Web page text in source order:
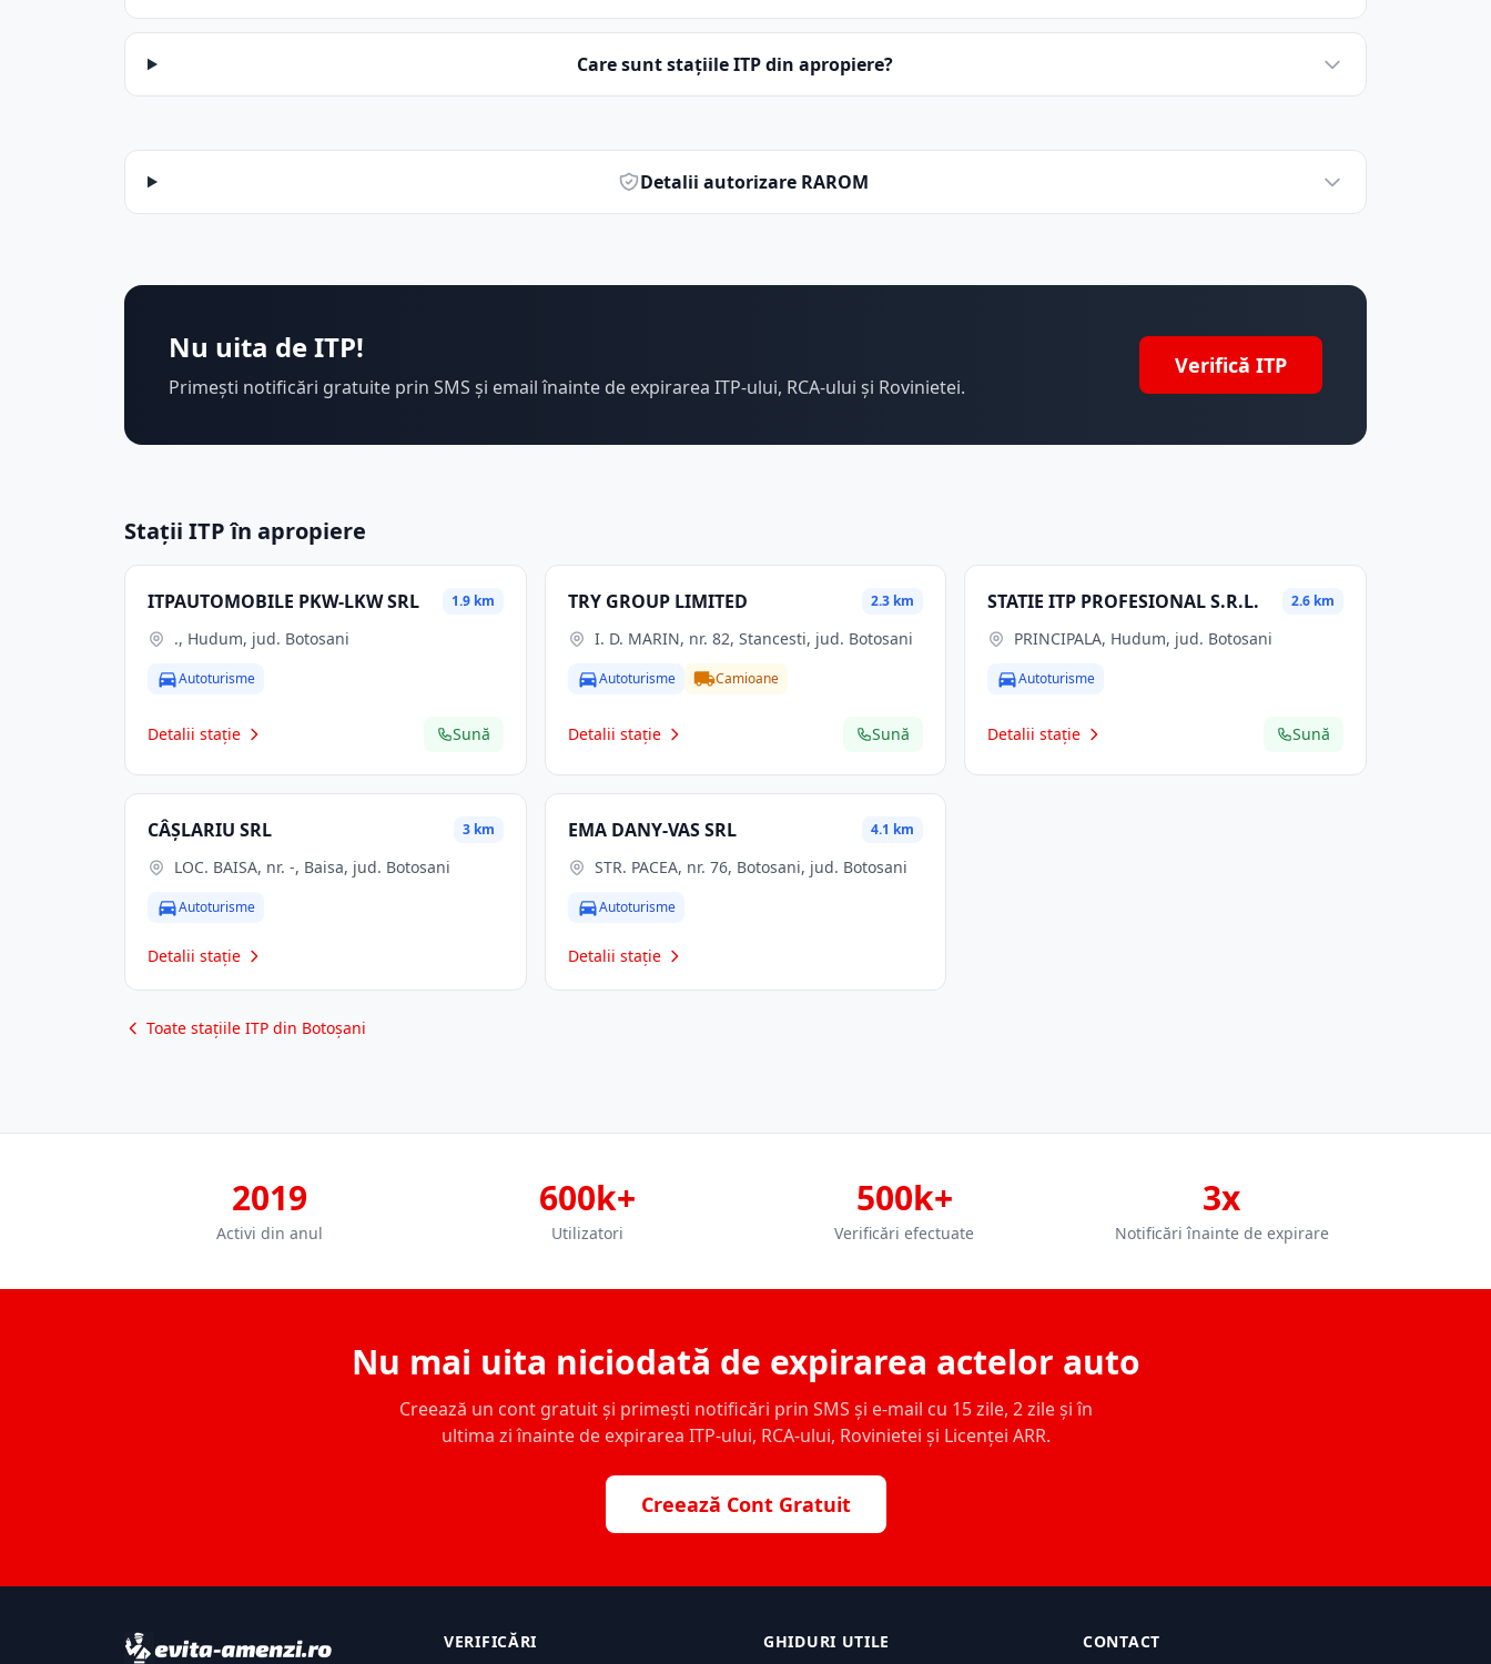
Care sunt stațiile ITP din apropiere?
Detalii autorizare RAROM
Nu uita de ITP!
Primești notificări gratuite prin SMS și email înainte de expirarea ITP-ului, RCA-ului și Rovinietei.
Verifică ITP
Stații ITP în apropiere
ITPAUTOMOBILE PKW-LKW SRL 1.9 km
., Hudum, jud. Botosani
Autoturisme
Detalii stație Sună
TRY GROUP LIMITED 2.3 km
I. D. MARIN, nr. 82, Stancesti, jud. Botosani
Autoturisme Camioane
Detalii stație Sună
STATIE ITP PROFESIONAL S.R.L. 2.6 km
PRINCIPALA, Hudum, jud. Botosani
Autoturisme
Detalii stație Sună
CÂŞLARIU SRL 3 km
LOC. BAISA, nr. -, Baisa, jud. Botosani
Autoturisme
Detalii stație
EMA DANY-VAS SRL 4.1 km
STR. PACEA, nr. 76, Botosani, jud. Botosani
Autoturisme
Detalii stație
Toate stațiile ITP din Botoșani
2019
Activi din anul
600k+
Utilizatori
500k+
Verificări efectuate
3x
Notificări înainte de expirare
Nu mai uita niciodată de expirarea actelor auto
Creează un cont gratuit și primești notificări prin SMS și e-mail cu 15 zile, 2 zile și în
ultima zi înainte de expirarea ITP-ului, RCA-ului, Rovinietei și Licenței ARR.
Creează Cont Gratuit
VERIFICĂRI GHIDURI UTILE CONTACT